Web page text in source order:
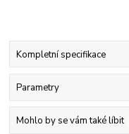
Kompletní specifikace
Parametry
Mohlo by se vám také líbit